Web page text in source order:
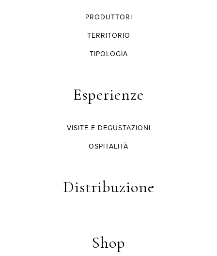
PRODUTTORI
TERRITORIO
TIPOLOGIA
Esperienze
VISITE E DEGUSTAZIONI
OSPITALITÀ
Distribuzione
Shop